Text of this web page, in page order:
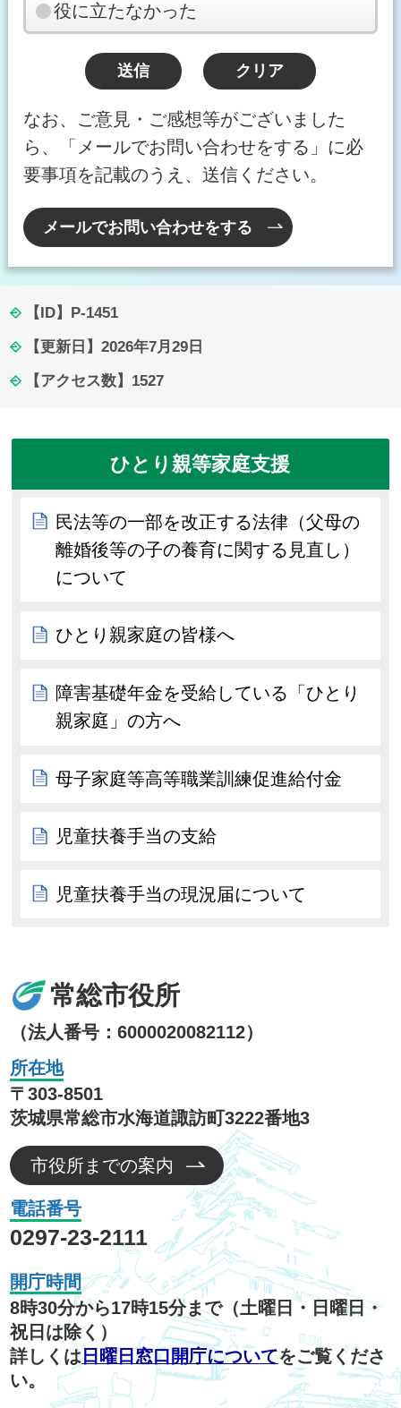
役に立たなかった
なお、ご意見・ご感想等がございました
ら、「メールでお問い合わせをする」に必
要事項を記載のうえ、送信ください。
メールでお問い合わせをする
【ID】 P-1451
【更新日】 2026年7月29日
【アクセス数】 1527
ひとり親等家庭支援
民法等の一部を改正する法律（父母の
離婚後等の子の養育に関する見直し）
について
ひとり親家庭の皆様へ
障害基礎年金を受給している「ひとり
親家庭」の方へ
母子家庭等高等職業訓練促進給付金
児童扶養手当の支給
児童扶養手当の現況届について
常総市役所
（法人番号：6000020082112）
所在地
〒303-8501
茨城県常総市水海道諏訪町3222番地3
市役所までの案内
電話番号
0297-23-2111
開庁時間
8時30分から17時15分まで（土曜日・日曜日・
祝日は除く）
詳しくは 日曜日窓口開庁についてをご覧くださ
い。